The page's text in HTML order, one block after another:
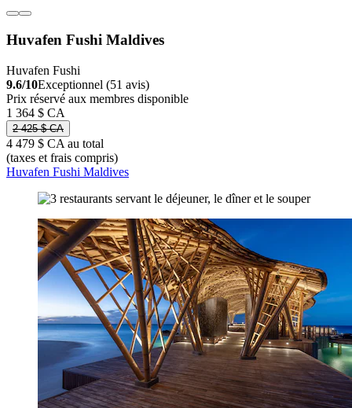
Huvafen Fushi Maldives
Huvafen Fushi
9.6/10Exceptionnel (51 avis)
Prix réservé aux membres disponible
1 364 $ CA
2 425 $ CA
4 479 $ CA au total
(taxes et frais compris)
Huvafen Fushi Maldives